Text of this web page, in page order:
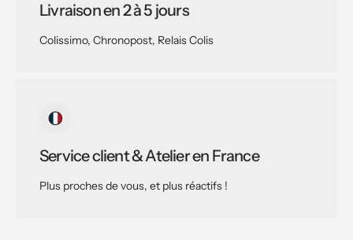
Livraison en 2 à 5 jours
Colissimo, Chronopost, Relais Colis
Service client & Atelier en France
Plus proches de vous, et plus réactifs !